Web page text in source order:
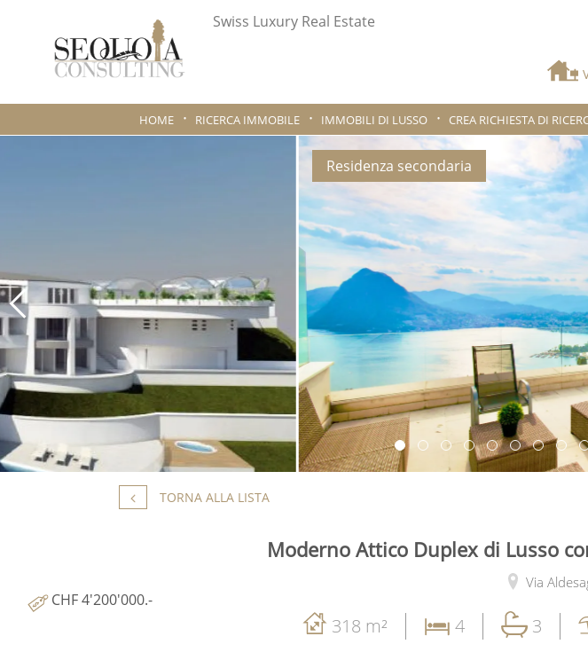
Swiss Luxury Real Estate
HOME RICERCA IMMOBILE IMMOBILI DI LUSSO CREA RICHIESTA DI
Residenza secondaria
TORNA ALLA LISTA
Moderno Attico Duplex di Lusso
Via
CHF 4'200'000.-
318 m² 4 3